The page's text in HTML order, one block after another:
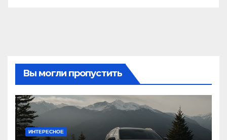
Вы могли пропустить
ИНТЕРЕСНОЕ